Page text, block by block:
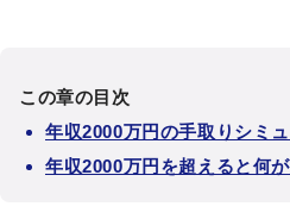
この章の目次
年収2000万円の手取りシミ
年収2000万円を超えると何